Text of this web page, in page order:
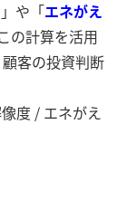
」や「エネがえ
の計算を活用
客の投資判断
度 / エネがえ